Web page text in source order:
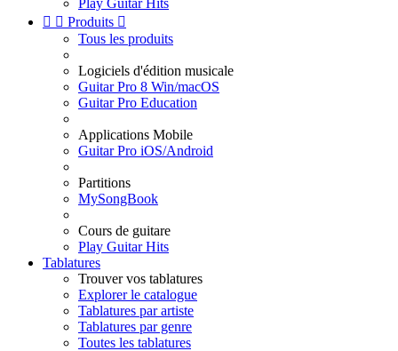
Play Guitar Hits
  Produits 
Tous les produits
Logiciels d'édition musicale
Guitar Pro 8 Win/macOS
Guitar Pro Education
Applications Mobile
Guitar Pro iOS/Android
Partitions
MySongBook
Cours de guitare
Play Guitar Hits
Tablatures
Trouver vos tablatures
Explorer le catalogue
Tablatures par artiste
Tablatures par genre
Toutes les tablatures